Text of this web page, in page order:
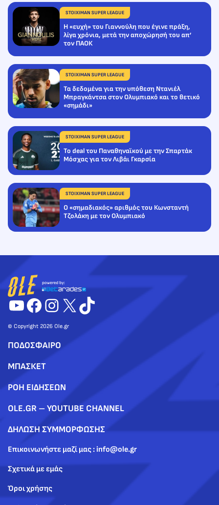
STOIXIMAN SUPER LEAGUE
Η «ευχή» του Γιαννούλη που έγινε πράξη,
λίγα χρόνια, μετά την αποχώρησή του απ’
τον ΠΑΟΚ
STOIXIMAN SUPER LEAGUE
Τα δεδομένα για την υπόθεση Ντανιέλ
Μπραγκάντσα στον Ολυμπιακό και το θετικό
«σημάδι»
STOIXIMAN SUPER LEAGUE
Το deal του Παναθηναϊκού με την Σπαρτάκ
Μόσχας για τον Λιβάι Γκαρσία
STOIXIMAN SUPER LEAGUE
Ο «σημαδιακός» αριθμός του Κωνσταντή
Τζολάκη με τον Ολυμπιακό
YouTube
Facebook
Instagram
X TikTok
© Copyright 2026 Ole.gr
ΠΟΔΟΣΦΑΙΡΟ
ΜΠΑΣΚΕΤ
ΡΟΗ ΕΙΔΗΣΕΩΝ
OLE.GR – YOUTUBE CHANNEL
ΔΗΛΩΣΗ ΣΥΜΜΟΡΦΩΣΗΣ
Επικοινωνήστε μαζί μας : info@ole.gr
Σχετικά με εμάς
Όροι χρήσης